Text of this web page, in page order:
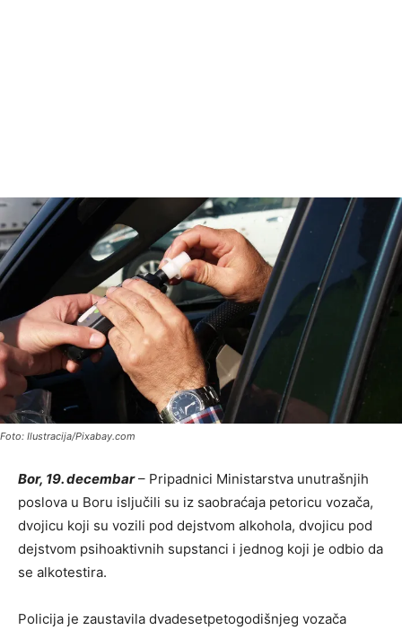
Foto: Ilustracija/Pixabay.com
Bor, 19. decembar– Pripadnici Ministarstva unutrašnjih
poslova u Boru isljučili su iz saobraćaja petoricu vozača,
dvojicu koji su vozili pod dejstvom alkohola, dvojicu pod
dejstvom psihoaktivnih supstanci i jednog koji je odbio da
se alkotestira.
Policija je zaustavila dvadesetpetogodišnjeg vozača